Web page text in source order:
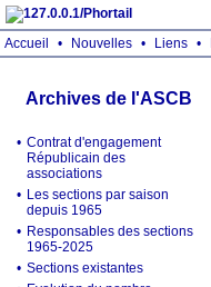
Accueil • Nouvelles • Liens •
Archives de l'ASCB
• Contrat d'engagement
Républicain des
associations
• Les sections par saison
depuis 1965
• Responsables des sections
1965-2025
• Sections existantes